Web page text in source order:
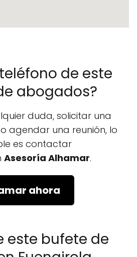
de este
abogados?
duda, solicitar una
agendar una reunión, lo
es contactar
Asesoría Alhamar.
ahora
este bufete de